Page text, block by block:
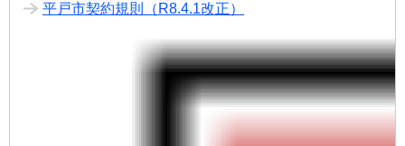
平戸市契約規則（R8.4.1改正）